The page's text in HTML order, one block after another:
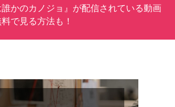
誰かのカノジョ』が配信されている動画
で見る方法も！